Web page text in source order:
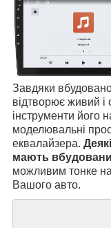
Завдяки
відтворює живий і
інструменти його
моделювальні
еквалайзера.
мають
можливим тонке
Вашого авто.